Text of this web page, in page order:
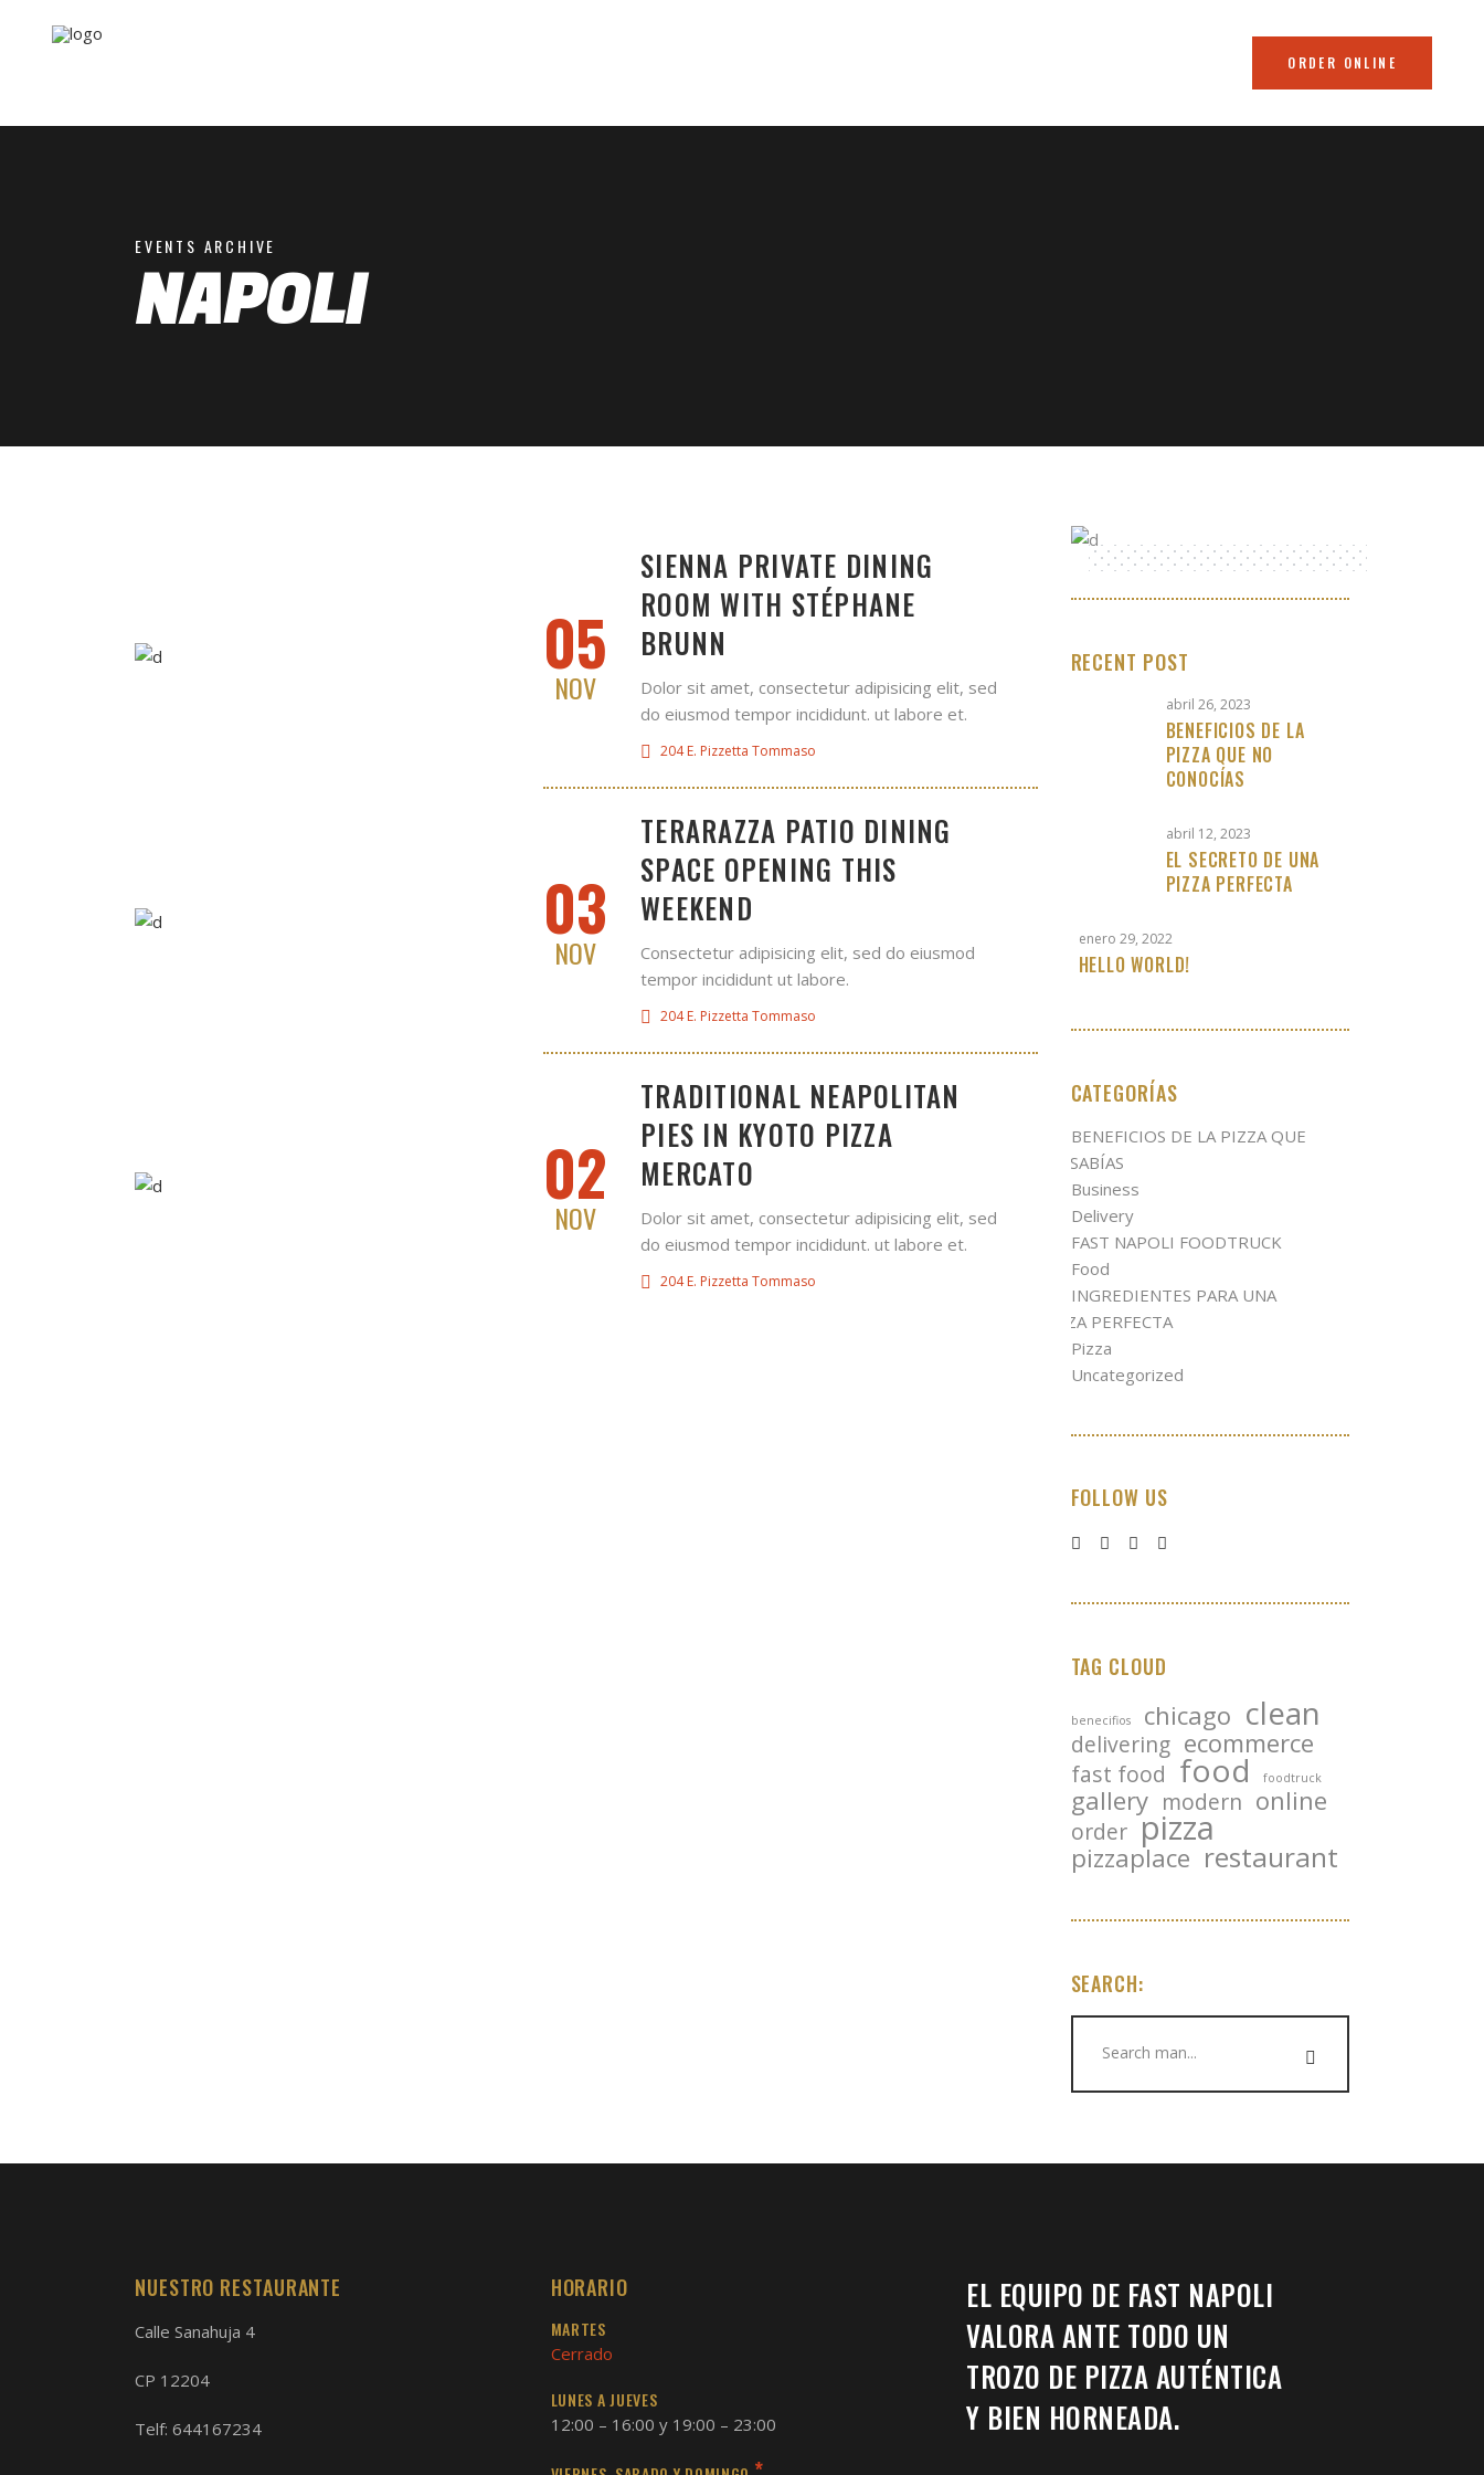
ORDER ONLINE
EVENTS ARCHIVE
NAPOLI
05
NOV
SIENNA PRIVATE DINING
ROOM WITH STÉPHANE
BRUNN
Dolor sit amet, consectetur adipisicing elit, sed
do eiusmod tempor incididunt. ut labore et.
204 E. Pizzetta Tommaso
03
NOV
TERARAZZA PATIO DINING
SPACE OPENING THIS
WEEKEND
Consectetur adipisicing elit, sed do eiusmod
tempor incididunt ut labore.
204 E. Pizzetta Tommaso
02
NOV
TRADITIONAL NEAPOLITAN
PIES IN KYOTO PIZZA
MERCATO
Dolor sit amet, consectetur adipisicing elit, sed
do eiusmod tempor incididunt. ut labore et.
204 E. Pizzetta Tommaso
RECENT POST
abril 26, 2023
BENEFICIOS DE LA
PIZZA QUE NO
CONOCÍAS
abril 12, 2023
EL SECRETO DE UNA
PIZZA PERFECTA
enero 29, 2022
HELLO WORLD!
CATEGORÍAS
BENEFICIOS DE LA PIZZA QUE
NO SABÍAS
Business
Delivery
FAST NAPOLI FOODTRUCK
Food
INGREDIENTES PARA UNA
PIZZA PERFECTA
Pizza
Uncategorized
FOLLOW US
TAG CLOUD
benecifios chicago clean
delivering ecommerce
fast food food foodtruck
gallery modern online
order pizza
pizzaplace restaurant
SEARCH:
NUESTRO RESTAURANTE
Calle Sanahuja 4
CP 12204
Telf: 644167234
HORARIO
MARTES
Cerrado
LUNES A JUEVES
12:00 – 16:00 y 19:00 – 23:00
EL EQUIPO DE FAST NAPOLI
VALORA ANTE TODO UN
TROZO DE PIZZA AUTÉNTICA
Y BIEN HORNEADA.